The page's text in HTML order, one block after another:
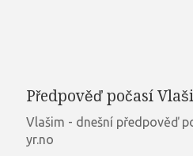
Předpověď počasí
Vlašim - dnešní předpověď
yr.no